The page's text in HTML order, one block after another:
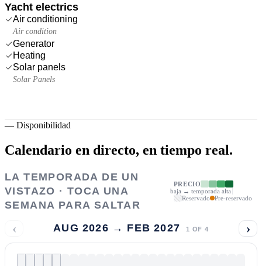
Yacht electrics
Air conditioning
Air condition
Generator
Heating
Solar panels
Solar Panels
— Disponibilidad
Calendario en directo, en tiempo real.
LA TEMPORADA DE UN
VISTAZO · TOCA UNA
SEMANA PARA SALTAR
PRECIO
baja → temporada alta
Reservado
Pre-reservado
‹ AUG 2026 → FEB 2027 1 OF 4 ›